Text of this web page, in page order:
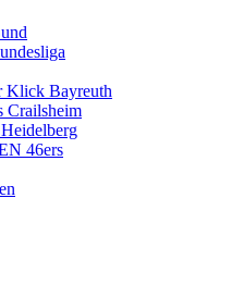
Klick Bayreuth
46ers